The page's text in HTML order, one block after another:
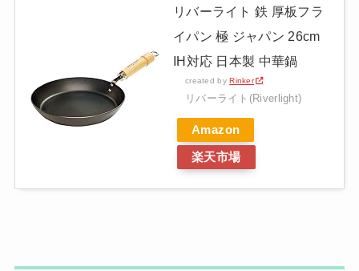
リバーライト 鉄 厚板フラ
イパン 極 ジャパン 26cm
IH対応 日本製 中華鍋
created byRinker
リバーライト(Riverlight)
Amazon
楽天市場